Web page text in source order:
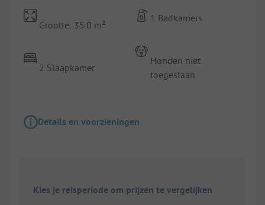
Grootte: 35.0 m²
2 Slaapkamer
1 Badkamers
Honden niet
toegestaan
Details en voorzieningen
Kies je reisperiode om prijzen te vergelijken